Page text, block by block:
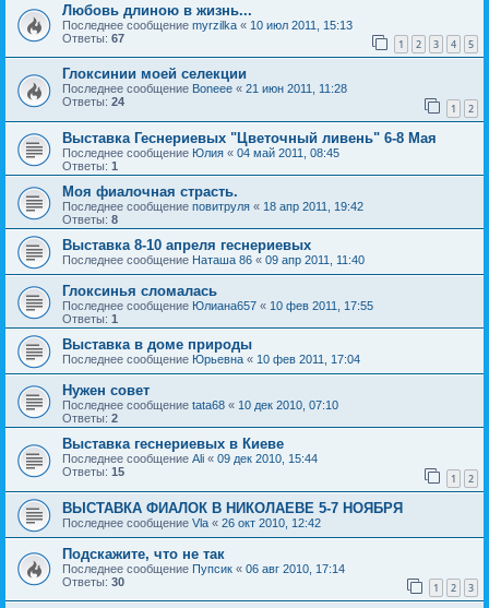
Любовь длиною в жизнь...
Последнее сообщение myrzilka « 10 июл 2011, 15:13
Ответы: 67 1 2 3 4 5
Глоксинии моей селекции
Последнее сообщение Boneee « 21 июн 2011, 11:28
Ответы: 24 1 2
Выставка Геснериевых "Цветочный ливень" 6-8 Мая
Последнее сообщение Юлия « 04 май 2011, 08:45
Ответы: 1
Моя фиалочная страсть.
Последнее сообщение повитруля « 18 апр 2011, 19:42
Ответы: 8
Выставка 8-10 апреля геснериевых
Последнее сообщение Наташа 86 « 09 апр 2011, 11:40
Глоксинья сломалась
Последнее сообщение Юлиана657 « 10 фев 2011, 17:55
Ответы: 1
Выставка в доме природы
Последнее сообщение Юрьевна « 10 фев 2011, 17:04
Нужен совет
Последнее сообщение tata68 « 10 дек 2010, 07:10
Ответы: 2
Выставка геснериевых в Киеве
Последнее сообщение Ali « 09 дек 2010, 15:44
Ответы: 15 1 2
ВЫСТАВКА ФИАЛОК В НИКОЛАЕВЕ 5-7 НОЯБРЯ
Последнее сообщение Vla « 26 окт 2010, 12:42
Подскажите, что не так
Последнее сообщение Пупсик « 06 авг 2010, 17:14
Ответы: 30 1 2 3